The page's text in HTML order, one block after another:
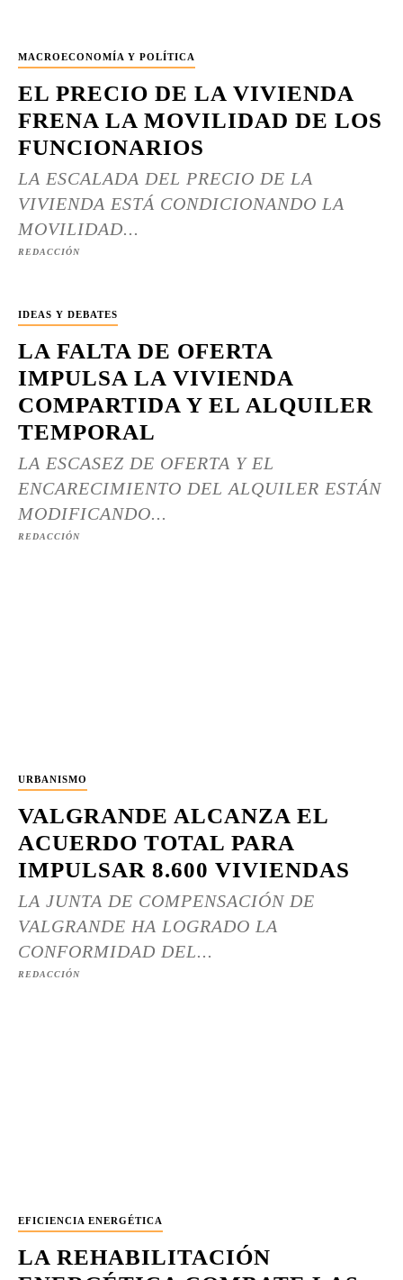
MACROECONOMÍA Y POLÍTICA
EL PRECIO DE LA VIVIENDA
FRENA LA MOVILIDAD DE LOS
FUNCIONARIOS
LA ESCALADA DEL PRECIO DE LA
VIVIENDA ESTÁ CONDICIONANDO LA
MOVILIDAD...
REDACCIÓN
IDEAS Y DEBATES
LA FALTA DE OFERTA
IMPULSA LA VIVIENDA
COMPARTIDA Y EL ALQUILER
TEMPORAL
LA ESCASEZ DE OFERTA Y EL
ENCARECIMIENTO DEL ALQUILER ESTÁN
MODIFICANDO...
REDACCIÓN
URBANISMO
VALGRANDE ALCANZA EL
ACUERDO TOTAL PARA
IMPULSAR 8.600 VIVIENDAS
LA JUNTA DE COMPENSACIÓN DE
VALGRANDE HA LOGRADO LA
CONFORMIDAD DEL...
REDACCIÓN
EFICIENCIA ENERGÉTICA
LA REHABILITACIÓN